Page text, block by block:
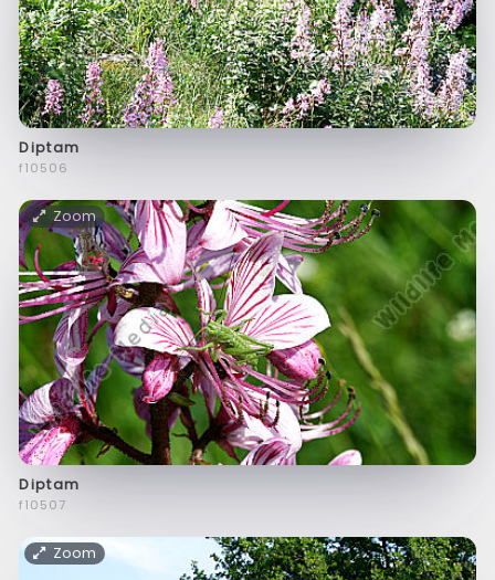
Diptam
f10506
Zoom
Diptam
f10507
Zoom